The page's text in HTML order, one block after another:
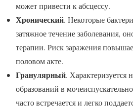
может привести к абсцессу.
Хронический. Некоторые
затяжное течение заболевания,
терапии. Риск заражения
половом акте.
Гранулярный. Характеризуется
образований в
часто встречается и легко